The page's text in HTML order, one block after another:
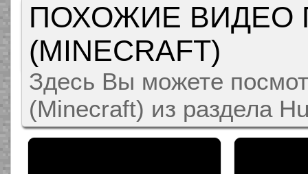
ПОХОЖИЕ ВИДЕО
(MINECRAFT)
Здесь Вы можете
(Minecraft) из раздела